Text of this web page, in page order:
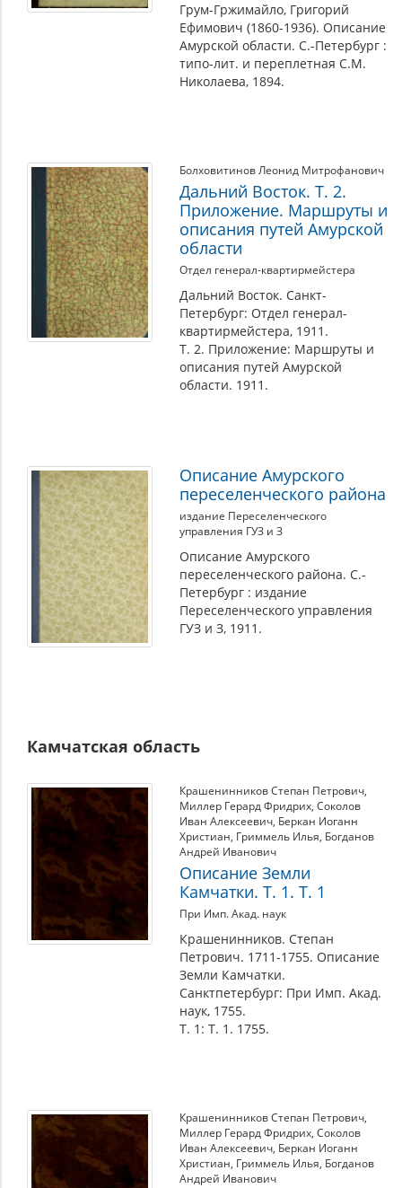
Грум-Гржимайло, Григорий
Ефимович (1860-1936). Описание
Амурской области. С.-Петербург :
типо-лит. и переплетная С.М.
Николаева, 1894.
Болховитинов Леонид Митрофанович
Дальний Восток. Т. 2.
Приложение. Маршруты и
описания путей Амурской
области
Отдел генерал-квартирмейстера
Дальний Восток. Санкт-
Петербург: Отдел генерал-
квартирмейстера, 1911.
Т. 2. Приложение: Маршруты и
описания путей Амурской
области. 1911.
Описание Амурского
переселенческого района
издание Переселенческого
управления ГУЗ и З
Описание Амурского
переселенческого района. С.-
Петербург : издание
Переселенческого управления
ГУЗ и З, 1911.
Камчатская область
Крашенинников Степан Петрович,
Миллер Герард Фридрих, Соколов
Иван Алексеевич, Беркан Иоганн
Христиан, Гриммель Илья, Богданов
Андрей Иванович
Описание Земли
Камчатки. Т. 1. Т. 1
При Имп. Акад. наук
Крашенинников. Степан
Петрович. 1711-1755. Описание
Земли Камчатки.
Санктпетербург: При Имп. Акад.
наук, 1755.
Т. 1: Т. 1. 1755.
Крашенинников Степан Петрович,
Миллер Герард Фридрих, Соколов
Иван Алексеевич, Беркан Иоганн
Христиан, Гриммель Илья, Богданов
Андрей Иванович